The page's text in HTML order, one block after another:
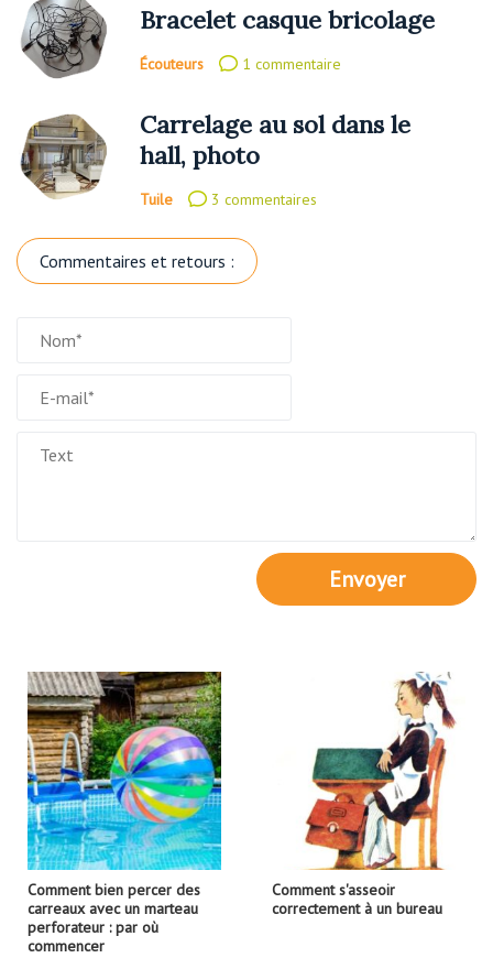
Bracelet casque bricolage
Écouteurs 1 commentaire
Carrelage au sol dans le
hall, photo
Tuile 3 commentaires
Commentaires et retours :
Envoyer
Comment bien percer des
carreaux avec un marteau
perforateur : par où
commencer
Comment s'asseoir
correctement à un bureau